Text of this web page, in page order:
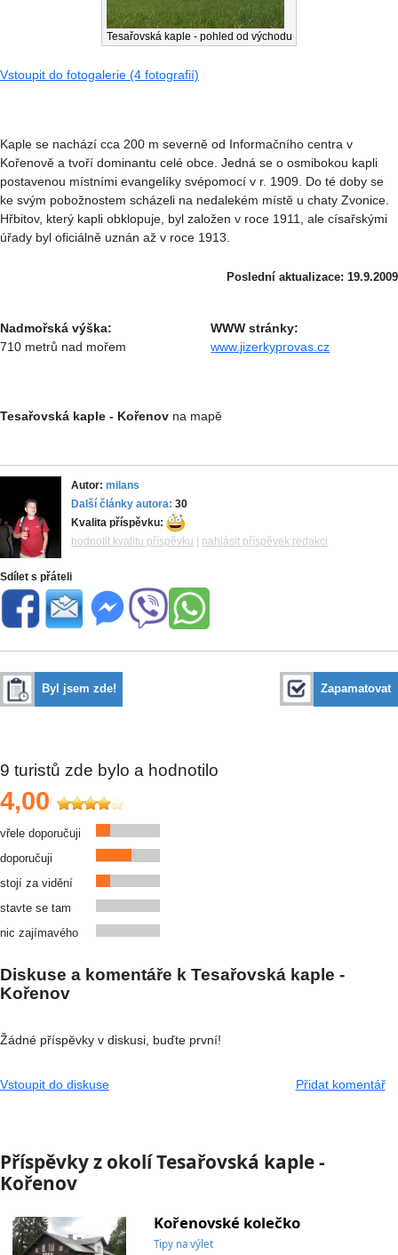
Tesařovská kaple - pohled od východu
Vstoupit do fotogalerie (4 fotografií)
Kaple se nachází cca 200 m severně od Informačního centra v
Kořenově a tvoří dominantu celé obce. Jedná se o osmibokou kapli
postavenou místními evangelíky svépomocí v r. 1909. Do té doby se
ke svým pobožnostem scházeli na nedalekém místě u chaty Zvonice.
Hřbitov, který kapli obklopuje, byl založen v roce 1911, ale císařskými
úřady byl oficiálně uznán až v roce 1913.
Poslední aktualizace: 19.9.2009
Nadmořská výška:
710 metrů nad mořem
WWW stránky:
www.jizerkyprovas.cz
Tesařovská kaple - Kořenov na mapě
Autor:milans
Další články autora: 30
Kvalita příspěvku:
hodnotit kvalitu příspěvku
nahlásit příspěvek redakci
Sdílet s přáteli
Byl jsem zde! Zapamatovat
9 turistů zde bylo a hodnotilo
4,00
vřele doporučuji
doporučuji
stojí za vidění
stavte se tam
nic zajímavého
Diskuse a komentáře k Tesařovská kaple -
Kořenov
Žádné příspěvky v diskusi, buďte první!
Vstoupit do diskuse Přidat komentář
Příspěvky z okolí Tesařovská kaple -
Kořenov
Kořenovské kolečko
Tipy na výlet